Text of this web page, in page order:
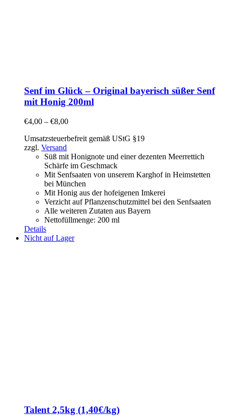
Senf im Glück – Original bayerisch süßer Senf
mit Honig 200ml
€4,00 – €8,00
Umsatzsteuerbefreit gemäß UStG §19
zzgl. Versand
Süß mit Honignote und einer dezenten Meerrettich
Schärfe im Geschmack
Mit Senfsaaten von unserem Karghof in Heimstetten
bei München
Mit Honig aus der hofeigenen Imkerei
Verzicht auf Pflanzenschutzmittel bei den Senfsaaten
Alle weiteren Zutaten aus Bayern
Nettofüllmenge: 200 ml
Details
Nicht auf Lager
Talent 2,5kg (1,40€/kg)